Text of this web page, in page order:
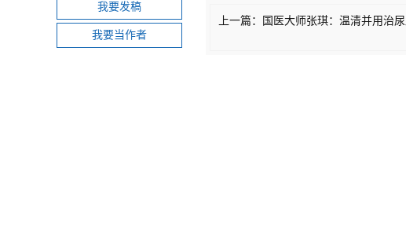
上一篇： 国医大师张琪：温清并用治
我要发稿
我要当作者